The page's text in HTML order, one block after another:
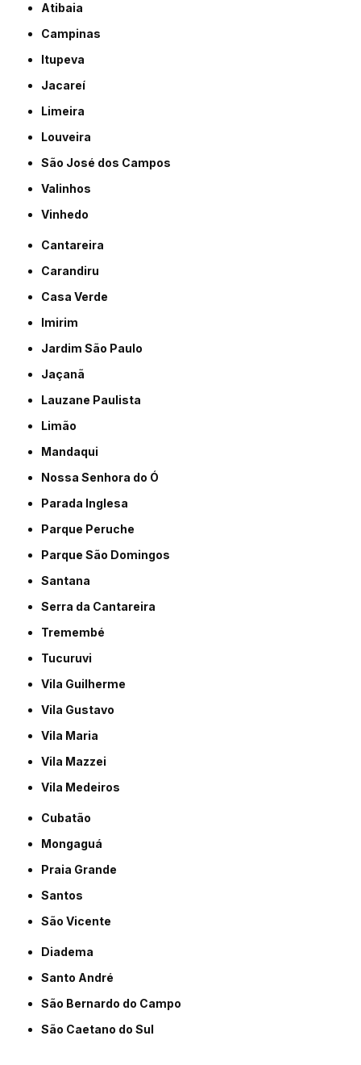
Atibaia
Campinas
Itupeva
Jacareí
Limeira
Louveira
São José dos Campos
Valinhos
Vinhedo
Cantareira
Carandiru
Casa Verde
Imirim
Jardim São Paulo
Jaçanã
Lauzane Paulista
Limão
Mandaqui
Nossa Senhora do Ó
Parada Inglesa
Parque Peruche
Parque São Domingos
Santana
Serra da Cantareira
Tremembé
Tucuruvi
Vila Guilherme
Vila Gustavo
Vila Maria
Vila Mazzei
Vila Medeiros
Cubatão
Mongaguá
Praia Grande
Santos
São Vicente
Diadema
Santo André
São Bernardo do Campo
São Caetano do Sul